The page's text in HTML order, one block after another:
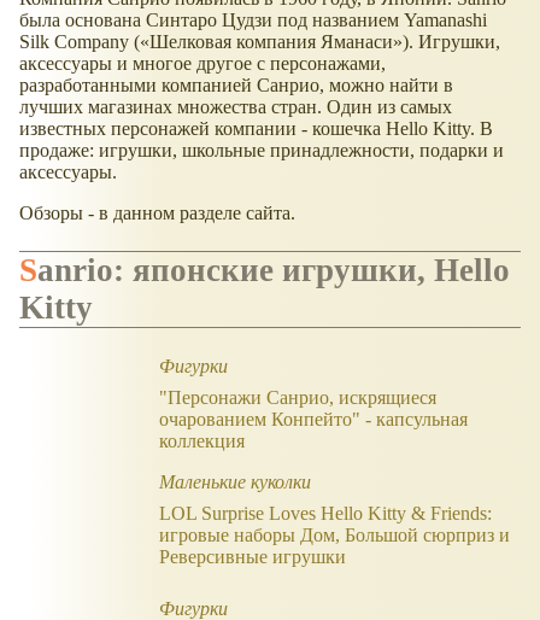
была основана Синтаро Цудзи под названием Yamanashi
Silk Company ( Шелковая компания Яманаси ). Игрушки,
аксессуары и многое другое с персонажами,
разработанными компанией Санрио, можно найти в
лучших магазинах множества стран. Один из самых
известных персонажей компании - кошечка Hello Kitty. В
продаже: игрушки, школьные принадлежности, подарки и
аксессуары.
Обзоры - в данном разделе сайта.
Sanrio: японские игрушки, Hello
Kitty
Фигурки
"Персонажи Санрио, искрящиеся
очарованием Конпейто" - капсульная
коллекция
Маленькие куколки
LOL Surprise Loves Hello Kitty & Friends:
игровые наборы Дом, Большой сюрприз и
Реверсивные игрушки
Фигурки